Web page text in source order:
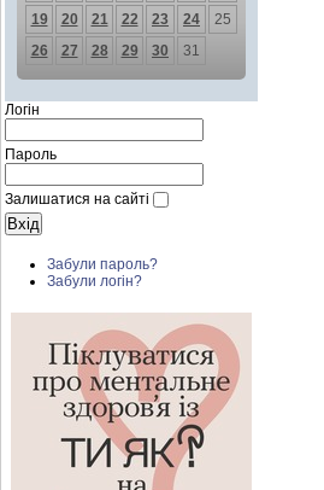
19
20 21 22 23 24
25
26
27 28 29 30 31
Логін
Пароль
Залишатися на сайті
Забули пароль?
Забули логін?